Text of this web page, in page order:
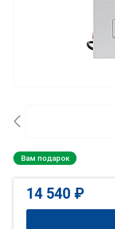
Вам подарок
14 540 ₽